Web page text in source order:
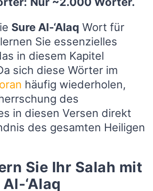
Sure Al-‘Alaq Wort für
Sie essenzielles
in diesem Kapitel
sich diese Wörter im
häufig wiederholen,
des
in diesen Versen direkt
des gesamten Heiligen
Sie Ihr Salah mit
‘Alaq